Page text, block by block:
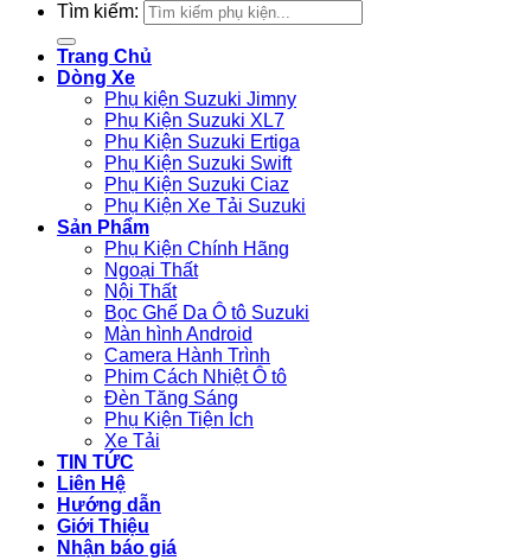
Tìm kiếm:
Trang Chủ
Dòng Xe
Phụ kiện Suzuki Jimny
Phụ Kiện Suzuki XL7
Phụ Kiện Suzuki Ertiga
Phụ Kiện Suzuki Swift
Phụ Kiện Suzuki Ciaz
Phụ Kiện Xe Tải Suzuki
Sản Phẩm
Phụ Kiện Chính Hãng
Ngoại Thất
Nội Thất
Bọc Ghế Da Ô tô Suzuki
Màn hình Android
Camera Hành Trình
Phim Cách Nhiệt Ô tô
Đèn Tăng Sáng
Phụ Kiện Tiện Ích
Xe Tải
TIN TỨC
Liên Hệ
Hướng dẫn
Giới Thiệu
Nhận báo giá